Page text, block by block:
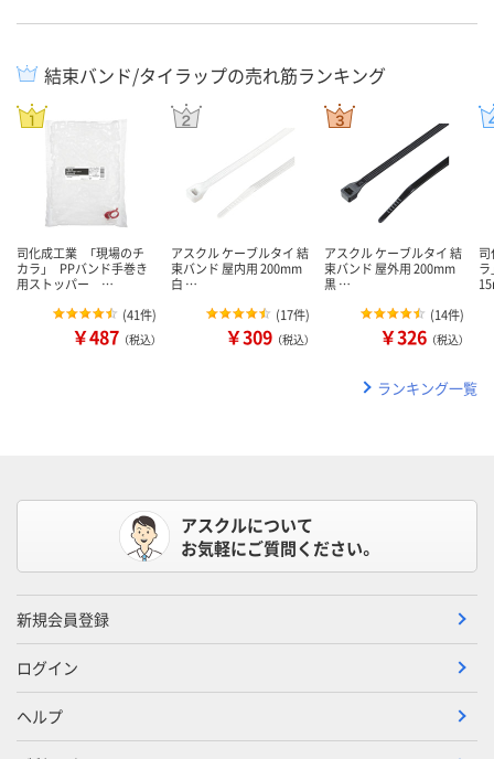
結束バンド/タイラップの売れ筋ランキング
司化成工業 「現場のチ
カラ」 PPバンド手巻き
用ストッパー …
(41件)
￥487 （税込）
アスクル ケーブルタイ 結
束バンド 屋内用 200mm
白 …
(17件)
￥309 （税込）
アスクル ケーブルタイ 結
束バンド 屋外用 200mm
黒 …
(14件)
￥326 （税込）
司
ラ
ランキング一覧
アスクルについて
お気軽にご質問ください。
新規会員登録
ログイン
ヘルプ